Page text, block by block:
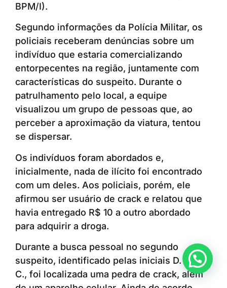
BPM/I).
Segundo informações da Polícia Militar, os
policiais receberam denúncias sobre um
indivíduo que estaria comercializando
entorpecentes na região, juntamente com
características do suspeito. Durante o
patrulhamento pelo local, a equipe
visualizou um grupo de pessoas que, ao
perceber a aproximação da viatura, tentou
se dispersar.
Os indivíduos foram abordados e,
inicialmente, nada de ilícito foi encontrado
com um deles. Aos policiais, porém, ele
afirmou ser usuário de crack e relatou que
havia entregado R$ 10 a outro abordado
para adquirir a droga.
Durante a busca pessoal no segundo
suspeito, identificado pelas iniciais D. M. F.
C., foi localizada uma pedra de crack, além
Anunciar ou recomendar matéria